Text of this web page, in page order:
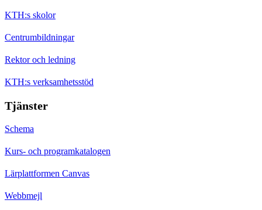
KTH:s skolor
Centrumbildningar
Rektor och ledning
KTH:s verksamhetsstöd
Tjänster
Schema
Kurs- och programkatalogen
Lärplattformen Canvas
Webbmejl